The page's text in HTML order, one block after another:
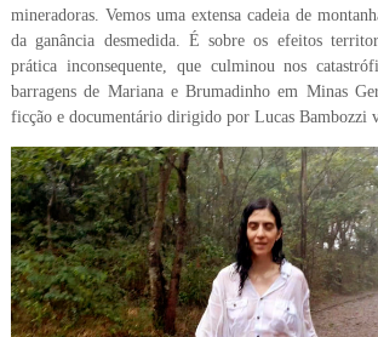
mineradoras. Vemos uma extensa cadeia de
da ganância desmedida. É sobre os efeitos
prática inconsequente, que culminou nos
barragens de Mariana e Brumadinho em Minas
ficção e documentário dirigido por Lucas Bambozzi